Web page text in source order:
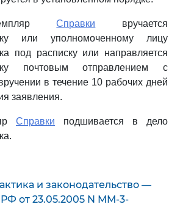
Справки вручается
или уполномоченному лицу
под расписку или направляется
почтовым отправлением с
в течение 10 рабочих дней
заявления.
Справки подшивается в дело
и законодательство —
от 23.05.2005 N ММ-3-